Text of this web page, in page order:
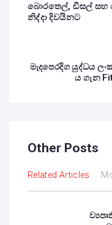
බොරතෙල්, ඩීසල් සහ
නිද්දා දිවයිනට
මැදපෙරදිග යුද්ධය
ය ගැන
Other Posts
Related Articles